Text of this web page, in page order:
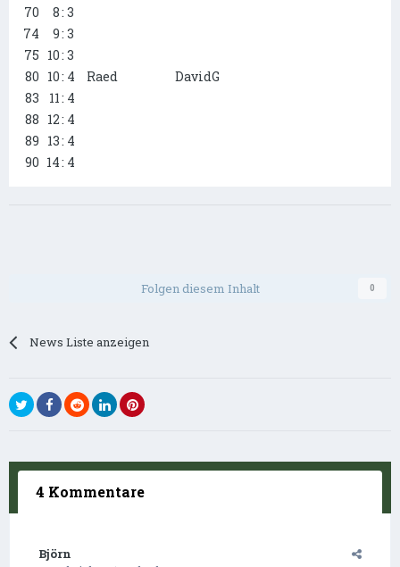
70
8: 3
74
9: 3
75 10: 3
80 10: 4 Raed
DavidG
83
11: 4
88 12: 4
89 13: 4
90 14: 4
Folgen diesem Inhalt 0
News Liste anzeigen
4 Kommentare
Björn